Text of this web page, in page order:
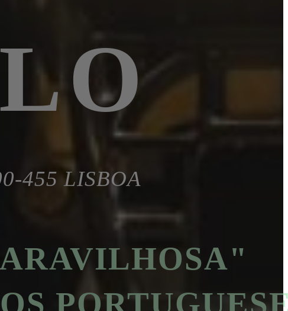
455 LISBOA